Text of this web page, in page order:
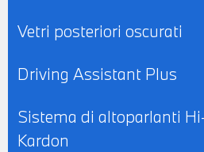
Vetri posteriori oscurati
Driving Assistant Plus
Sistema di altoparlanti
Kardon